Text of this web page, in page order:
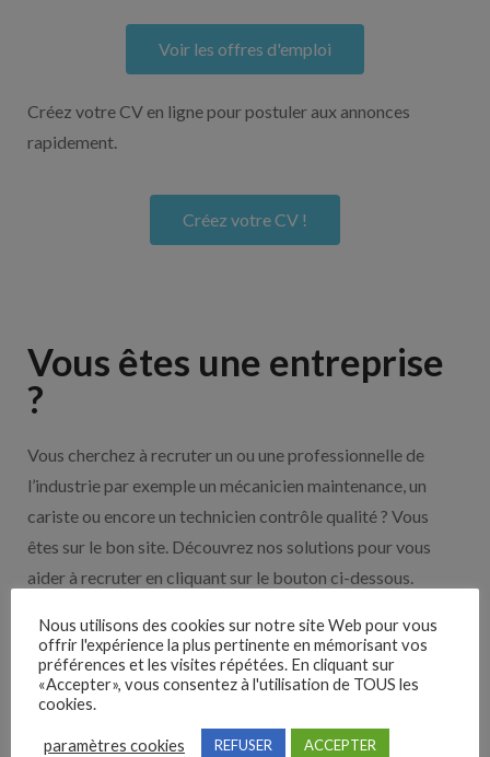
Voir les offres d'emploi
Créez votre CV en ligne pour postuler aux annonces
rapidement.
Créez votre CV !
Vous êtes une entreprise
?
Vous cherchez à recruter un ou une professionnelle de
l’industrie par exemple un mécanicien maintenance, un
cariste ou encore un technicien contrôle qualité ? Vous
êtes sur le bon site. Découvrez nos solutions pour vous
aider à recruter en cliquant sur le bouton ci-dessous.
Nos solutions entreprises
Découvrez nos partenaires ! Moteurs de recherches,
multidiffuseurs, sites payant… nombreux sont nos
Nous utilisons des cookies sur notre site Web pour vous
offrir l'expérience la plus pertinente en mémorisant vos
préférences et les visites répétées. En cliquant sur
«Accepter», vous consentez à l'utilisation de TOUS les
cookies.
paramètres cookies REFUSER ACCEPTER